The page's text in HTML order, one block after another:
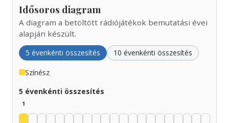
Idősoros diagram
A diagram a betöltött rádiójátékok bemutatási évei
alapján készült.
5 évenkénti összesítés 10 évenkénti összesítés
Színész
5 évenkénti összesítés
1